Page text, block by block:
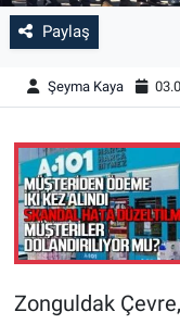
Paylaş
Şeyma Kaya
Zonguldak